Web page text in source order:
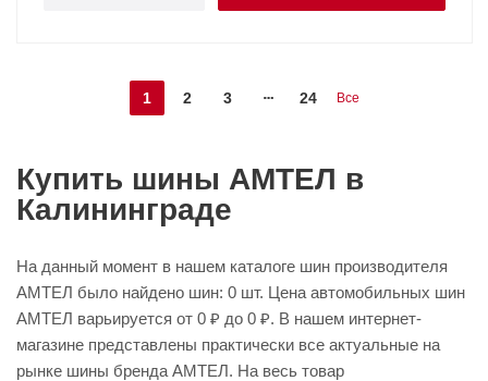
1 2 3 24 Все
Купить шины АМТЕЛ в
Калининграде
На данный момент в нашем каталоге шин производителя
АМТЕЛ было найдено шин: 0 шт. Цена автомобильных шин
АМТЕЛ варьируется от 0 ₽ до 0 ₽. В нашем интернет-
магазине представлены практически все актуальные на
рынке шины бренда АМТЕЛ. На весь товар